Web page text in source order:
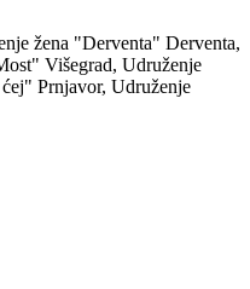
žena "Derventa" Derventa,
Višegrad, Udruženje
Prnjavor, Udruženje